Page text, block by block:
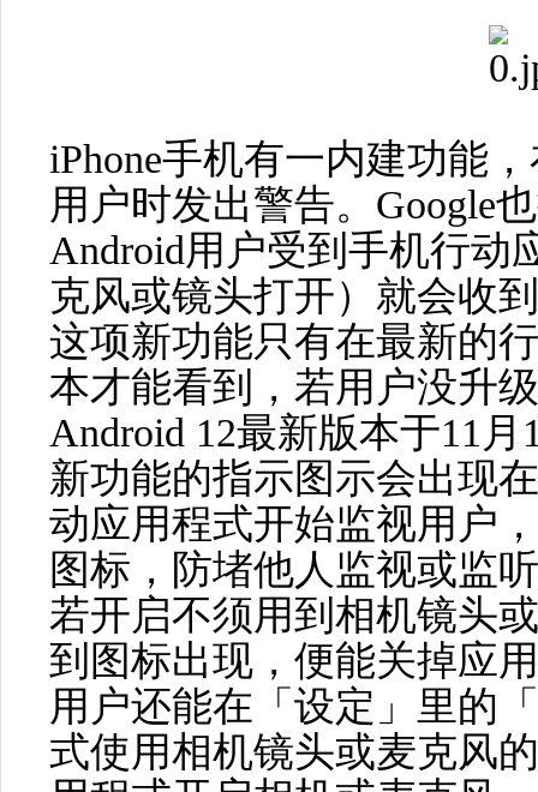
iPhone手机有一内建功能
用户时发出警告。Google
Android用户受到手机行动
克风或镜头打开）就会收
这项新功能只有在最新的
本才能看到，若用户没升
Android 12最新版本于11月
新功能的指示图示会出现
动应用程式开始监视用户
图标，防堵他人监视或监
若开启不须用到相机镜头
到图标出现，便能关掉应
用户还能在「设定」里的
式使用相机镜头或麦克风